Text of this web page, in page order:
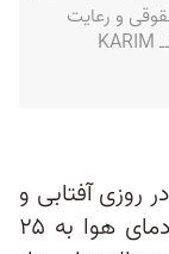
و رعایت
نشدن مفاد توافق، می‌توانستند آن را فسخ کنند‌ـ KARIM
۲۹ فوریه سال کبیسه ۲۰۲۰، در روزی آفتابی و
زمستانی در دوحه، پایتخت قطر، که دمای هوا به ۲۵